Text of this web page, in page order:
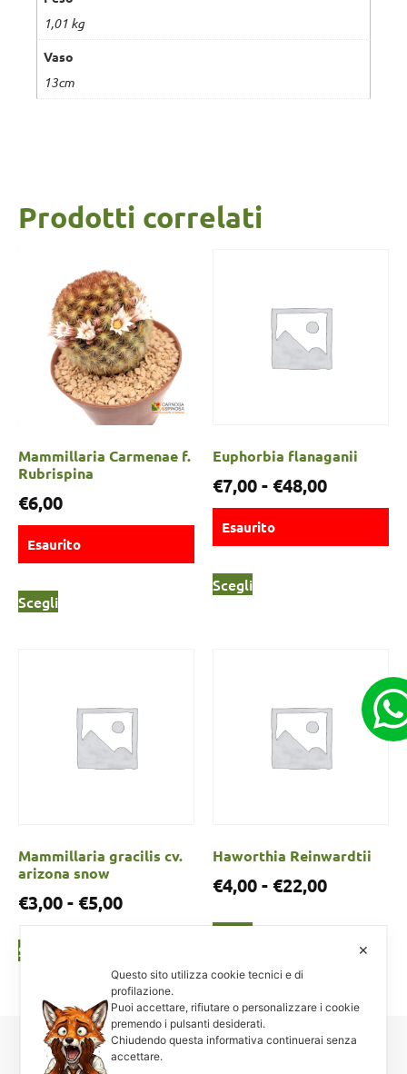
1,01 kg
Vaso
13cm
Prodotti correlati
Mammillaria Carmenae f.
Rubrispina
€6,00
Esaurito
Scegli
Euphorbia flanaganii
€7,00- €48,00
Esaurito
Scegli
Mammillaria gracilis cv.
arizona snow
€3,00- €5,00
Scegli
Haworthia Reinwardtii
€4,00- €22,00
Carnosa & Spinosa
✕
Questo sito utilizza cookie tecnici e di
profilazione.
Puoi accettare, rifiutare o personalizzare i cookie
premendo i pulsanti desiderati.
Chiudendo questa informativa continuerai senza
accettare.